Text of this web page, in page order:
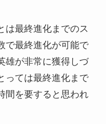
は最終進化までのス
で最終進化が可能で
雄が非常に獲得しづ
っては最終進化まで
間を要すると思われ